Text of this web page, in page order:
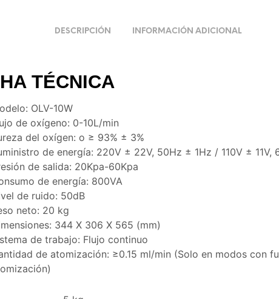
DESCRIPCIÓN INFORMACIÓN ADICIONAL
TÉCNICA
OLV-10W
de oxígeno: 0-10L/min
del oxígen: o ≥ 93% ± 3%
de energía: 220V ± 22V, 50Hz ± 1Hz / 110V ± 11V,
de salida: 20Kpa-60Kpa
de energía: 800VA
de ruido: 50dB
neto: 20 kg
344 X 306 X 565 (mm)
de trabajo: Flujo continuo
de atomización: ≥0.15 ml/min (Solo en modos con